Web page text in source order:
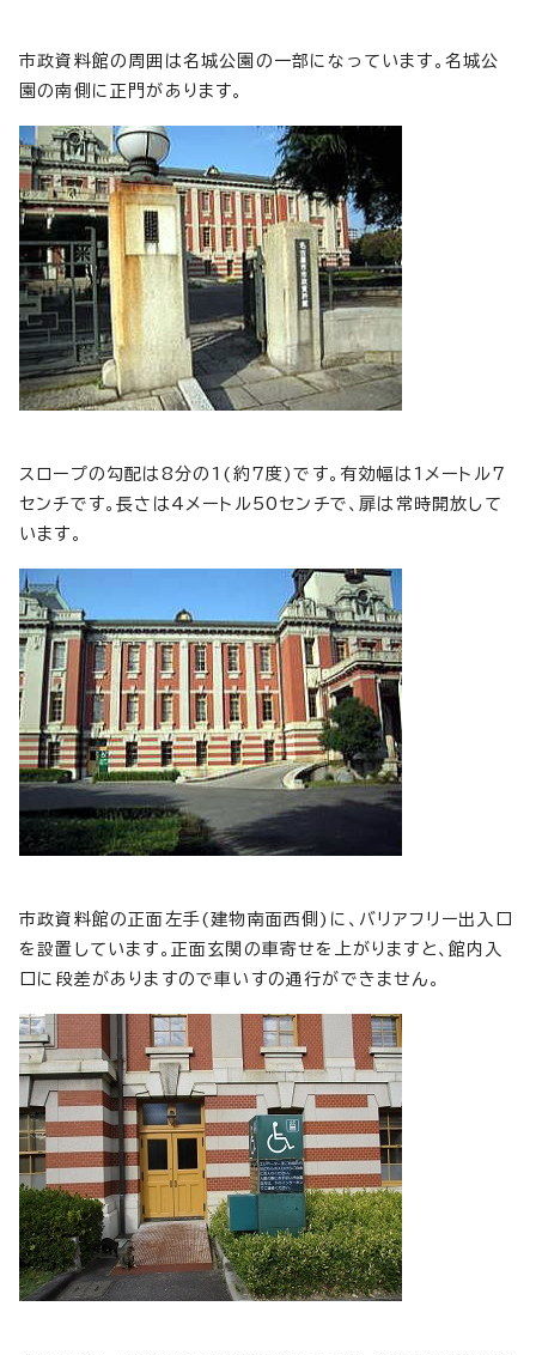
市政資料館の周囲は名城公園の一部になっています。名城公
園の南側に正門があります。
スロープの勾配は8分の1(約7度)です。有効幅は1メートル7
センチです。長さは4メートル50センチで、扉は常時開放して
います。
市政資料館の正面左手(建物南面西側)に、バリアフリー出入口
を設置しています。正面玄関の車寄せを上がりますと、館内入
口に段差がありますので車いすの通行ができません。